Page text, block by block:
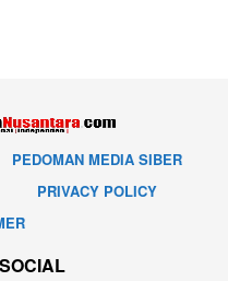
PEDOMAN MEDIA SIBER
PRIVACY POLICY